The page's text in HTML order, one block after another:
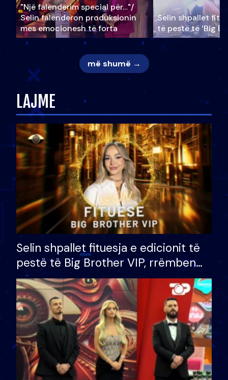
"Një falenderim special për…"/
Selin falënderon produksionin
mes emocionesh të forta
Selin shpallet
të pestë të ‘Big
më shumë →
LAJME
Selin shpallet fituesja e edicionit të
pestë të Big Brother VIP, rrëmben
çmimin e madh prej 100 mijë eurosh